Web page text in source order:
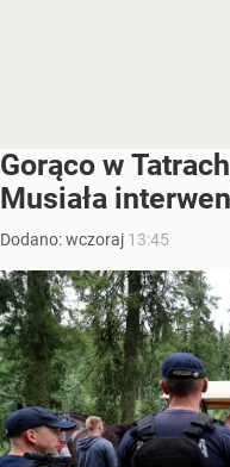
Gorąco w
Musiała
Dodano:wczoraj 13:45